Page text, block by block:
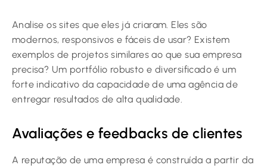
Analise os sites que eles já criaram. Eles são
modernos, responsivos e fáceis de usar? Existem
exemplos de projetos similares ao que sua empresa
precisa? Um portfólio robusto e diversificado é um
forte indicativo da capacidade de uma agência de
entregar resultados de alta qualidade.
Avaliações e feedbacks de clientes
A reputação de uma empresa é construída a partir da